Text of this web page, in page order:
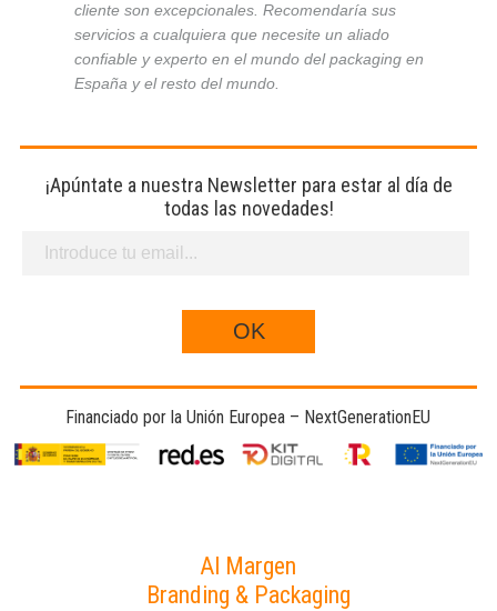
cliente son excepcionales. Recomendaría sus
servicios a cualquiera que necesite un aliado
confiable y experto en el mundo del packaging en
España y el resto del mundo.
¡Apúntate a nuestra Newsletter para estar al día de
todas las novedades!
Financiado por la Unión Europea – NextGenerationEU
Al Margen
Branding & Packaging